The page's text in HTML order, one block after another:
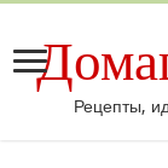
Рецепты,